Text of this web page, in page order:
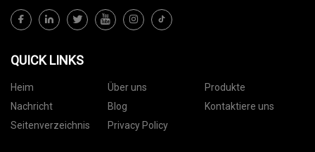
QUICK LINKS
Heim Über uns
Produkte
Nachricht
Blog
Kontaktiere uns
Seitenverzeichnis
Privacy Policy